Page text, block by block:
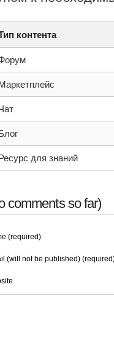
контента
для знаний
comments so far)
(required)
(will not be published)